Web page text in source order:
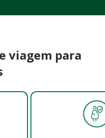
viagem para